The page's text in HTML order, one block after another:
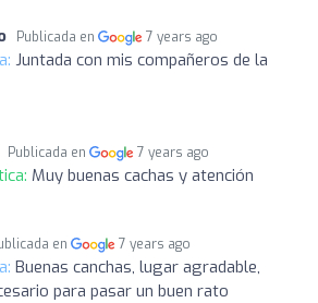
Publicada en 7 years ago
Juntada con mis compañeros de la
Publicada en 7 years ago
Muy buenas cachas y atención
en 7 years ago
Buenas canchas, lugar agradable,
para pasar un buen rato